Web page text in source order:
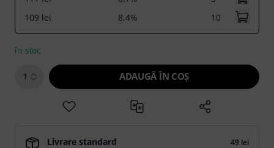
109 lei
8,4% 10
în stoc
1 ADAUGĂ ÎN COŞ
Livrare standard
49 lei